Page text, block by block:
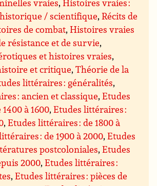
vraies,Histoires vraies :
/ scientifique,Récits de
de combat,Histoires vraies
résistance et de survie,
et histoires vraies,
et critique,Théorie de la
littéraires : généralités,
: ancien et classique,Etudes
à 1600,Etudes littéraires :
,Etudes littéraires : de 1800 à
: de 1900 à 2000,Etudes
postcoloniales,Etudes
2000,Etudes littéraires :
,Etudes littéraires : pièces de